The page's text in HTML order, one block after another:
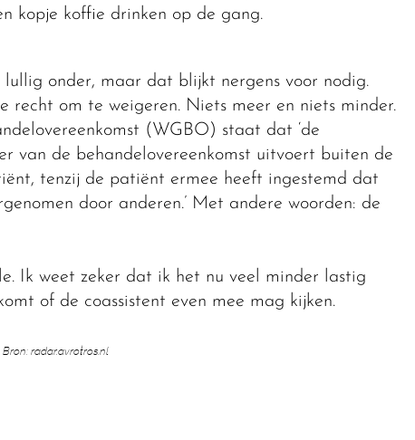
kopje koffie drinken op de gang.
onder, maar dat blijkt nergens voor nodig.
recht om te weigeren. Niets meer en niets minder.
(WGBO) staat dat ‘de
van de behandelovereenkomst uitvoert buiten de
tenzij de patiënt ermee heeft ingestemd dat
door anderen.’ Met andere woorden: de
Ik weet zeker dat ik het nu veel minder lastig
of de coassistent even mee mag kijken.
Bron: radar.avrotros.nl